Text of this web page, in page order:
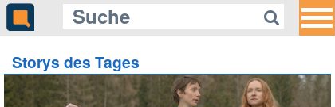
Storys des Tages